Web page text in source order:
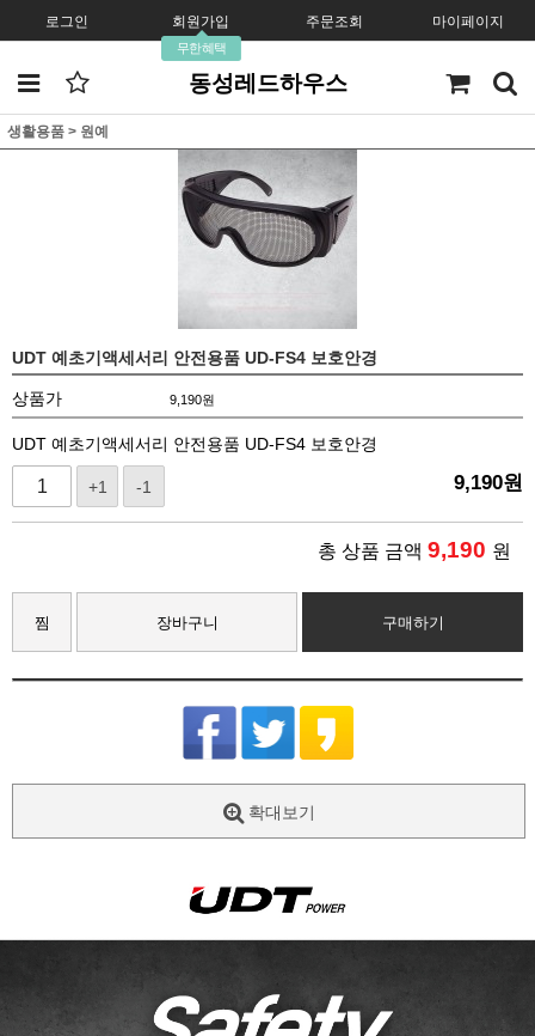
로그인 회원가입
무한혜택
주문조회 마이페이지
동성레드하우스
생활용품 > 원예
UDT 예초기액세서리 안전용품 UD-FS4 보호안경
상품가 9,190원
UDT 예초기액세서리 안전용품 UD-FS4 보호안경
+1 -1 9,190원
총 상품 금액 9,190 원
찜 장바구니 구매하기
확대보기